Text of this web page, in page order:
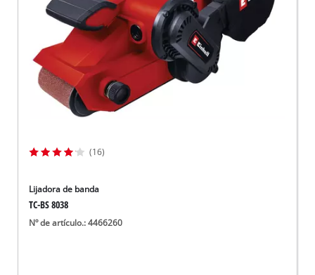
(16)
Lijadora de banda
TC-BS 8038
Nº de artículo.: 4466260